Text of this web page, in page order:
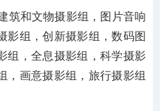
筑和文物摄影组，图片音响
影组，创新摄影组，数码图
组，全息摄影组，科学摄影
，画意摄影组，旅行摄影组